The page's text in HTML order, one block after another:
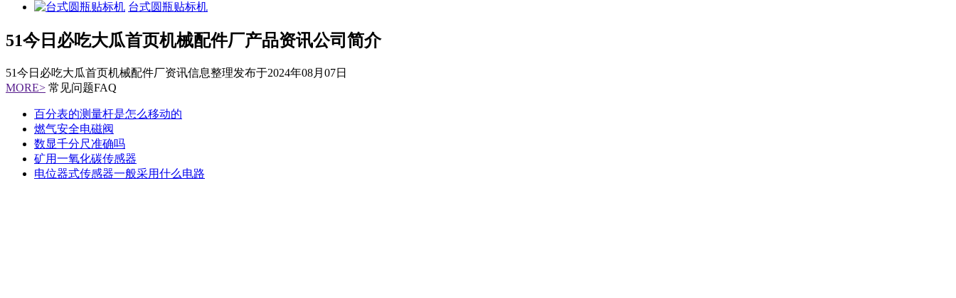
台式圆瓶贴标机
51今日必吃大瓜首页机械配件厂产品资讯公司简介
51今日必吃大瓜首页机械配件厂资讯信息整理发布于2024年08月07日
MORE> 常见问题FAQ
百分表的测量杆是怎么移动的
燃气安全电磁阀
数显千分尺准确吗
矿用一氧化碳传感器
电位器式传感器一般采用什么电路